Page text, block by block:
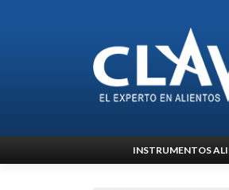
al
INSTRUMENTOS